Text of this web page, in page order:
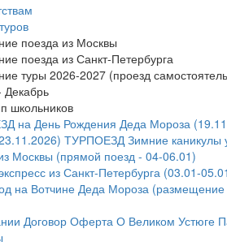
поезда из Москвы
поезда из Санкт-Петербурга
туры 2026-2027 (проезд
Декабрь
школьников
на День Рождения Деда Мороза
ТУРПОЕЗД Зимние каникулы
Москвы (прямой поезд - 04-06.01)
из Санкт-Петербурга (03.01-
на Вотчине Деда Мороза (размещение
Договор Оферта О Великом Устюге